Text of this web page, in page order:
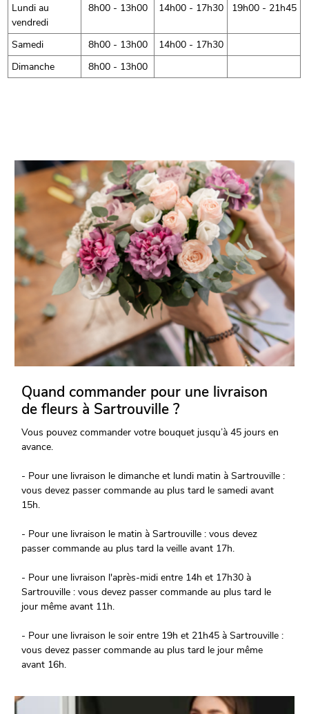
Lundi au
vendredi
8h00 - 13h00 14h00 - 17h30 19h00 - 21h45
Samedi 8h00 - 13h00
14h00 - 17h30
Dimanche
8h00 - 13h00
Quand commander pour une livraison
de fleurs à Sartrouville ?
Vous pouvez commander votre bouquet jusqu’à 45 jours en
avance.
- Pour une livraison le dimanche et lundi matin à Sartrouville :
vous devez passer commande au plus tard le samedi avant
15h.
- Pour une livraison le matin à Sartrouville : vous devez
passer commande au plus tard la veille avant 17h.
- Pour une livraison l'après-midi entre 14h et 17h30 à
Sartrouville : vous devez passer commande au plus tard le
jour même avant 11h.
- Pour une livraison le soir entre 19h et 21h45 à Sartrouville :
vous devez passer commande au plus tard le jour même
avant 16h.